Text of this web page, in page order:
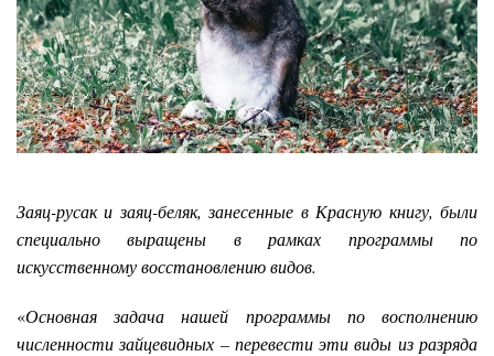
Заяц-русак и заяц-беляк, занесенные в Красную книгу, были
специально выращены в рамках программы по
искусственному восстановлению видов.
«Основная задача нашей программы по восполнению
численности зайцевидных – перевести эти виды из разряда